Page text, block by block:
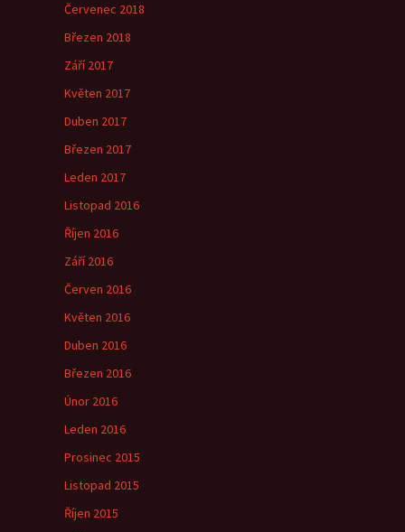
Červenec 2018
Březen 2018
Září 2017
Květen 2017
Duben 2017
Březen 2017
Leden 2017
Listopad 2016
Říjen 2016
Září 2016
Červen 2016
Květen 2016
Duben 2016
Březen 2016
Únor 2016
Leden 2016
Prosinec 2015
Listopad 2015
Říjen 2015